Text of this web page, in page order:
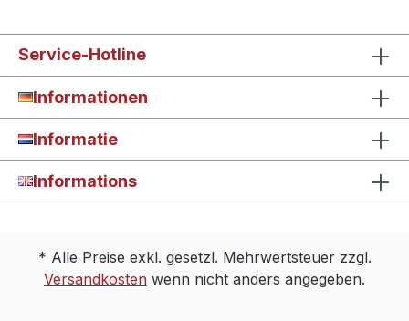
Service-Hotline
Informationen
Informatie
Informations
* Alle Preise exkl. gesetzl. Mehrwertsteuer zzgl.
Versandkosten wenn nicht anders angegeben.